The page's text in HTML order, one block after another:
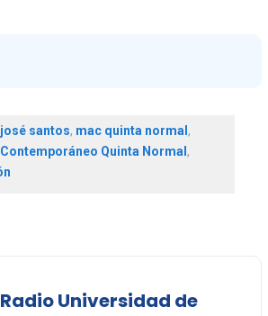
santos, mac quinta normal,
Quinta Normal,
Universidad de